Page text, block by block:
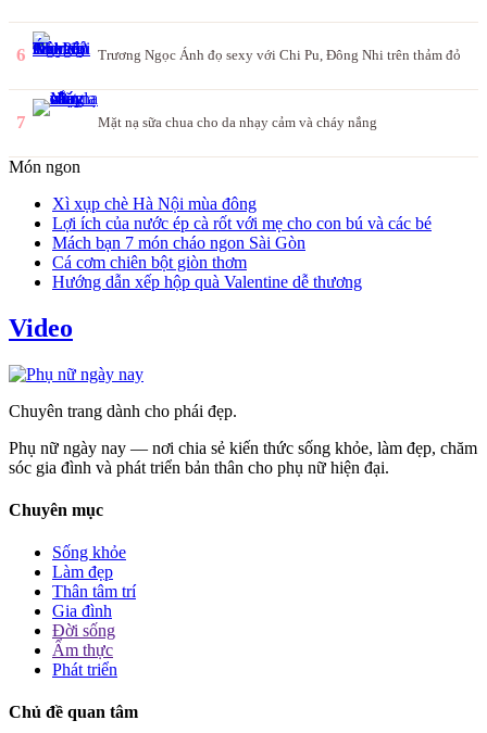
6 Trương Ngọc Ánh đọ sexy với Chi Pu, Đông Nhi trên thảm đỏ
7 Mặt nạ sữa chua cho da nhạy cảm và cháy nắng
Món ngon
Xì xụp chè Hà Nội mùa đông
Lợi ích của nước ép cà rốt với mẹ cho con bú và các bé
Mách bạn 7 món cháo ngon Sài Gòn
Cá cơm chiên bột giòn thơm
Hướng dẫn xếp hộp quà Valentine dễ thương
Video
Chuyên trang dành cho phái đẹp.
Phụ nữ ngày nay — nơi chia sẻ kiến thức sống khỏe, làm đẹp, chăm
sóc gia đình và phát triển bản thân cho phụ nữ hiện đại.
Chuyên mục
Sống khỏe
Làm đẹp
Thân tâm trí
Gia đình
Đời sống
Ẩm thực
Phát triển
Chủ đề quan tâm